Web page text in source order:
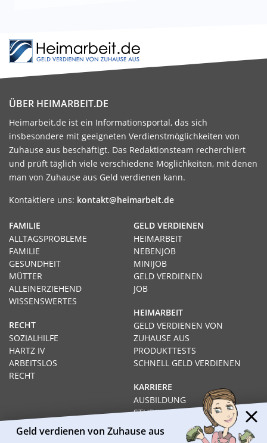
ÜBER HEIMARBEIT.DE
Heimarbeit.de ist ein Informationsportal, das sich
insbesondere mit geeigneten Verdienstmöglichkeiten von
Zuhause aus beschäftigt. Das Redaktionsteam recherchiert
und prüft täglich viele verschiedene Möglichkeiten, mit denen
man von Zuhause aus Geld verdienen kann.
Kontaktiere uns: kontakt@heimarbeit.de
GELD VERDIENEN
HEIMARBEIT
NEBENJOB
MINIJOB
GELD VERDIENEN
JOB
HEIMARBEIT
GELD VERDIENEN VON
ZUHAUSE AUS
PRODUKTTESTS
SCHNELL GELD VERDIENEN
KARRIERE
AUSBILDUNG
STUDIUM
GEHÄLTER
FAMILIE
ALLTAGSPROBLEME
FAMILIE
GESUNDHEIT
MÜTTER
ALLEINERZIEHEND
WISSENSWERTES
RECHT
SOZIALHILFE
HARTZ IV
ARBEITSLOS
RECHT
Geld verdienen von Zuhause aus